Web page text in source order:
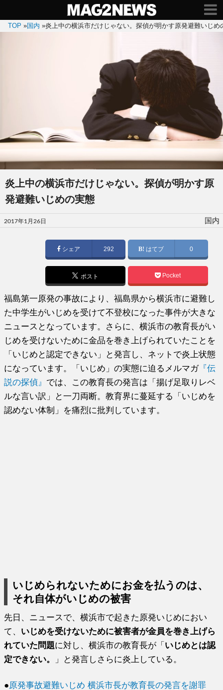
TOP »国内 »炎上中の横浜市だけじゃない。探偵が明かす原発避難いじめ
炎上中の横浜市だけじゃない。探偵が明かす原
発避難いじめの実態
投
稿
2017年1月26日 国内
シェア 292 はてブ 0
ポスト Pocket
福島第一原発の事故により、福島県から横浜市に避難し
た中学生がいじめを受けて不登校になった事件が大きな
ニュースとなっています。さらに、横浜市の教育長がい
じめを受けないために金品を巻き上げられていたことを
「いじめと認定できない」と発言し、ネットで炎上状態
になっています。「いじめ」の実態に迫るメルマガ『伝
説の探偵』 では、この教育長の発言は「揚げ足取りレベ
ルな言い訳」と一刀両断。教育界に蔓延する「いじめを
認めない体制」を痛烈に批判しています。
いじめられないためにお金を払うのは、
それ自体がいじめの被害
先日、ニュースで、横浜市で起きた原発いじめにおい
て、 いじめを受けないために被害者が金員を巻き上げら
れていた問題に対し、横浜市の教育長が「 いじめとは認
定できない。
」と発言しさらに炎上している。
●原発事故避難いじめ 横浜市長が教育長の発言を謝罪